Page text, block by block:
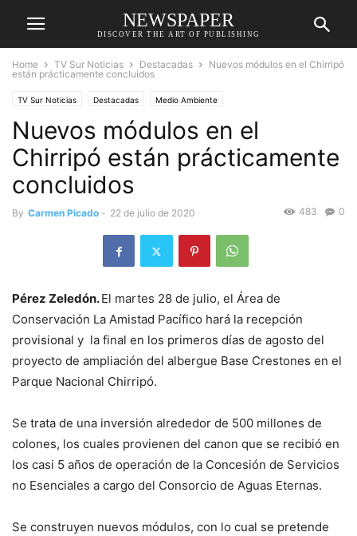
NEWSPAPER
DISCOVER THE ART OF PUBLISHING
Home TV Sur Noticias Destacadas
Nuevos módulos en el Chirripó
están prácticamente concluidos
TV Sur Noticias Destacadas Medio Ambiente
Nuevos módulos en el
Chirripó están prácticamente
concluidos
By Carmen Picado - 22 de julio de 2020 0
483
Pérez Zeledón.El martes 28 de julio, el Área de
Conservación La Amistad Pacífico hará la recepción
provisional y la final en los primeros días de agosto del
proyecto de ampliación del albergue Base Crestones en el
Parque Nacional Chirripó.
Se trata de una inversión alrededor de 500 millones de
colones, los cuales provienen del canon que se recibió en
los casi 5 años de operación de la Concesión de Servicios
no Esenciales a cargo del Consorcio de Aguas Eternas.
Se construyen nuevos módulos, con lo cual se pretende